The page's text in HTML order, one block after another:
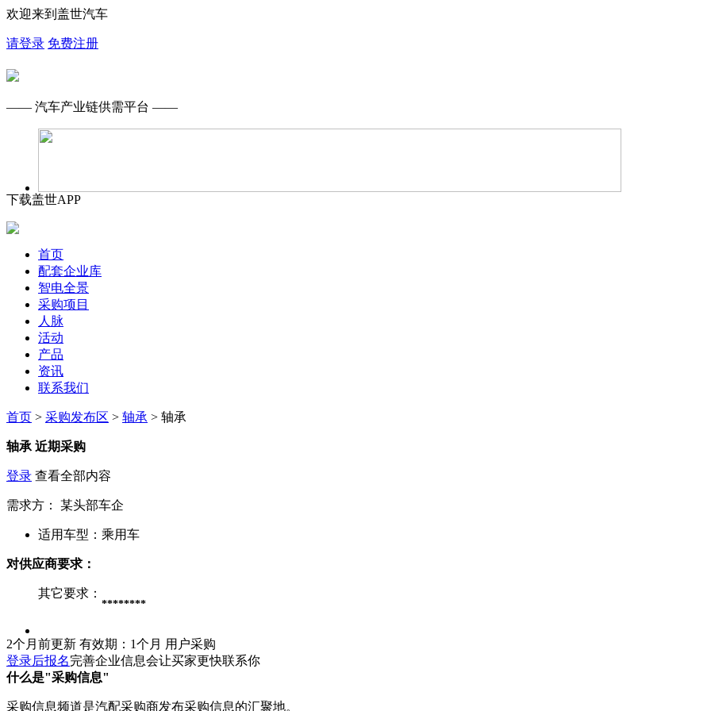
欢迎来到盖世汽车
请登录 免费注册
—— 汽车产业链供需平台 ——
下载盖世APP
首页
配套企业库
智电全景
采购项目
人脉
活动
产品
资讯
联系我们
首页 > 采购发布区 > 轴承 > 轴承
轴承 近期采购
登录 查看全部内容
需求方： 某头部车企
适用车型： 乘用车
对供应商要求：
其它要求：
********
2个月前更新 有效期：1个月 用户采购
登录后报名完善企业信息会让买家更快联系你
什么是"采购信息"
采购信息频道是汽配采购商发布采购信息的汇聚地。